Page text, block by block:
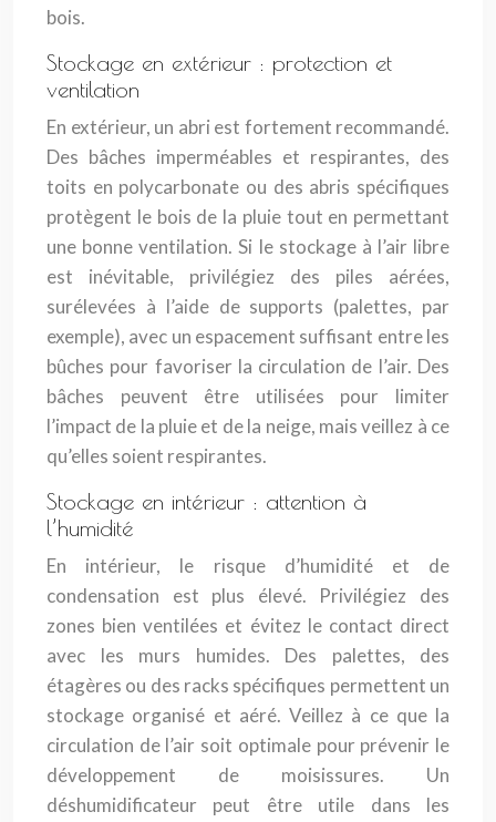
bois.
Stockage en extérieur : protection et
ventilation
En extérieur, un abri est fortement recommandé.
Des bâches imperméables et respirantes, des
toits en polycarbonate ou des abris spécifiques
protègent le bois de la pluie tout en permettant
une bonne ventilation. Si le stockage à l’air libre
est inévitable, privilégiez des piles aérées,
surélevées à l’aide de supports (palettes, par
exemple), avec un espacement suffisant entre les
bûches pour favoriser la circulation de l’air. Des
bâches peuvent être utilisées pour limiter
l’impact de la pluie et de la neige, mais veillez à ce
qu’elles soient respirantes.
Stockage en intérieur : attention à
l’humidité
En intérieur, le risque d’humidité et de
condensation est plus élevé. Privilégiez des
zones bien ventilées et évitez le contact direct
avec les murs humides. Des palettes, des
étagères ou des racks spécifiques permettent un
stockage organisé et aéré. Veillez à ce que la
circulation de l’air soit optimale pour prévenir le
développement de moisissures. Un
déshumidificateur peut être utile dans les